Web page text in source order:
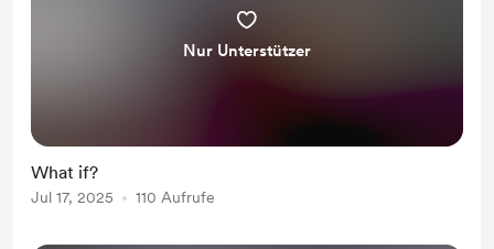
Nur Unterstützer
What if?
Jul 17, 2025 110 Aufrufe